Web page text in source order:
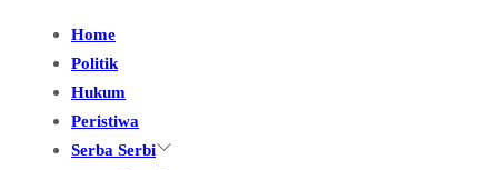
Home
Politik
Hukum
Peristiwa
Serba Serbi